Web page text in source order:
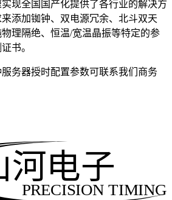
现全国国产化提供了各行业的解决方
添加铷钟、双电源冗余、北斗双天
理隔绝、恒温/宽温晶振等特定的参
书。
务器授时配置参数可联系我们商务
PRECISION TIMING
河电子